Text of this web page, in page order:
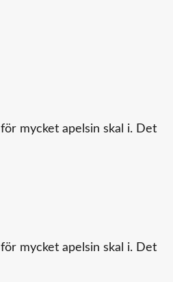
mycket apelsin skal i. Det
mycket apelsin skal i. Det